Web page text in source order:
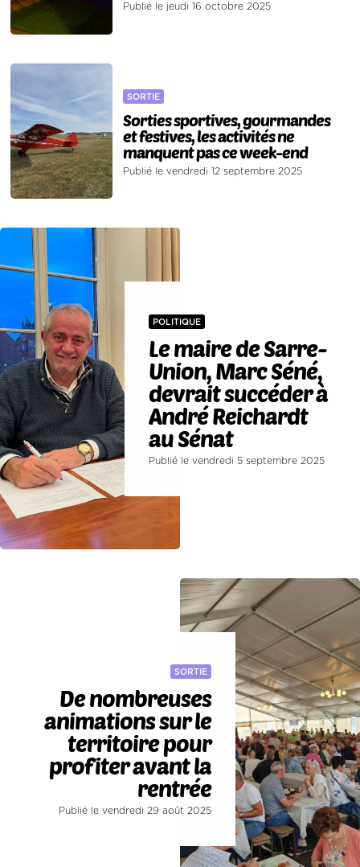
Publié le jeudi 16 octobre 2025
SORTIE
Sorties sportives, gourmandes
et festives, les activités ne
manquent pas ce week-end
Publié le vendredi 12 septembre 2025
POLITIQUE
Le maire de Sarre-
Union, Marc Séné,
devrait succéder à
André Reichardt
au Sénat
Publié le vendredi 5 septembre 2025
SORTIE
De nombreuses
animations sur le
territoire pour
profiter avant la
rentrée
Publié le vendredi 29 août 2025